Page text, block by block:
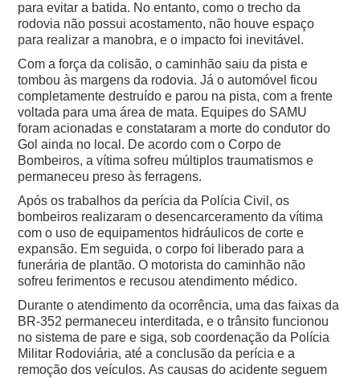
para evitar a batida. No entanto, como o trecho da
rodovia não possui acostamento, não houve espaço
para realizar a manobra, e o impacto foi inevitável.
Com a força da colisão, o caminhão saiu da pista e
tombou às margens da rodovia. Já o automóvel ficou
completamente destruído e parou na pista, com a frente
voltada para uma área de mata. Equipes do SAMU
foram acionadas e constataram a morte do condutor do
Gol ainda no local. De acordo com o Corpo de
Bombeiros, a vítima sofreu múltiplos traumatismos e
permaneceu preso às ferragens.
Após os trabalhos da perícia da Polícia Civil, os
bombeiros realizaram o desencarceramento da vítima
com o uso de equipamentos hidráulicos de corte e
expansão. Em seguida, o corpo foi liberado para a
funerária de plantão.O motorista do caminhão não
sofreu ferimentos e recusou atendimento médico.
Durante o atendimento da ocorrência, uma das faixas da
BR-352 permaneceu interditada, e o trânsito funcionou
no sistema de pare e siga, sob coordenação da Polícia
Militar Rodoviária, até a conclusão da perícia e a
remoção dos veículos.As causas do acidente seguem